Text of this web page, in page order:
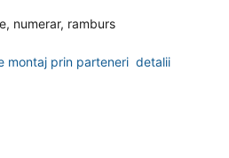
numerar, ramburs
montaj prin parteneri detalii